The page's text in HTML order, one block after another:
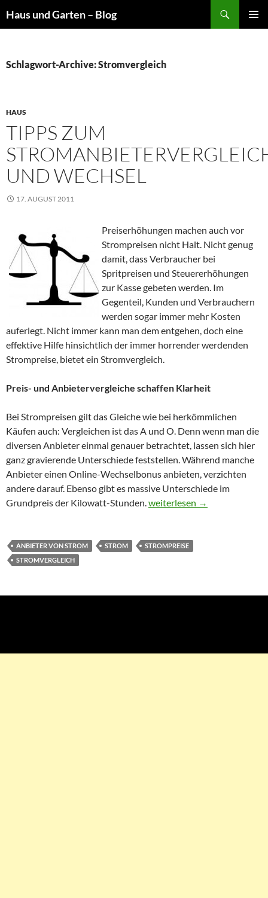
Haus und Garten – Blog
Schlagwort-Archive: Stromvergleich
HAUS
TIPPS ZUM
UND WECHSEL
17. AUGUST 2011
Preiserhöhungen machen auch vor
Strompreisen nicht Halt. Nicht genug
damit, dass Verbraucher bei
Spritpreisen und Steuererhöhungen
zur Kasse gebeten werden. Im
Gegenteil, Kunden und Verbrauchern
werden sogar immer mehr Kosten
auferlegt. Nicht immer kann man dem entgehen, doch eine
effektive Hilfe hinsichtlich der immer horrender werdenden
Strompreise, bietet ein Stromvergleich.
Preis- und Anbietervergleiche schaffen Klarheit
Bei Strompreisen gilt das Gleiche wie bei herkömmlichen
Käufen auch: Vergleichen ist das A und O. Denn wenn man die
diversen Anbieter einmal genauer betrachtet, lassen sich hier
ganz gravierende Unterschiede feststellen. Während manche
Anbieter einen Online-Wechselbonus anbieten, verzichten
andere darauf. Ebenso gibt es massive Unterschiede im
Grundpreis der Kilowatt-Stunden.Tipps zum
weiterlesen →
ANBIETER VON STROM STROM
STROMPREISE
STROMVERGLEICH